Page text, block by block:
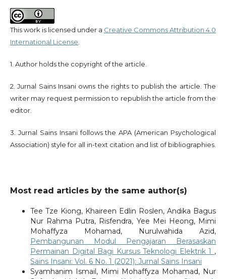
This work is licensed under a Creative Commons Attribution 4.0
International License
1. Author holds the copyright of the article.
2. Jurnal Sains Insani owns the rights to publish the article. The
writer may request permission to republish the article from the
editor.
3. Jurnal Sains Insani follows the APA (American Psychological
Association) style for all in-text citation and list of bibliographies.
Most read articles by the same author(s)
Tee Tze Kiong, Khaireen Edlin Roslen, Andika Bagus
Nur Rahma Putra, Risfendra, Yee Mei Heong, Mimi
Mohaffyza Mohamad, Nurulwahida Azid,
Pembangunan Modul Pengajaran Berasaskan
Permainan Digital Bagi Kursus Teknologi Elektrik 1 ,
Sains Insani: Vol. 6 No. 1 (2021): Jurnal Sains Insani
Syamhanim Ismail, Mimi Mohaffyza Mohamad, Nur